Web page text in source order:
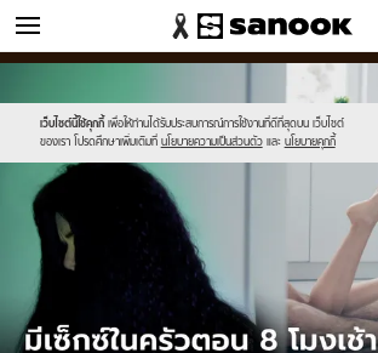
ข่าว
เว็บไซต์นี้ใช้คุกกี้ เพื่อให้ท่านได้รับประสบการณ์การใช้งานที่ดีที่สุดบน เว็บไซต์
ของเรา โปรดศึกษาเพิ่มเติมที่ นโยบายความเป็นส่วนตัว และ นโยบายคุกกี้
new-
sanook.png
//s.isanook.com/ns/0/ud/1729/8646198/586019.jpg